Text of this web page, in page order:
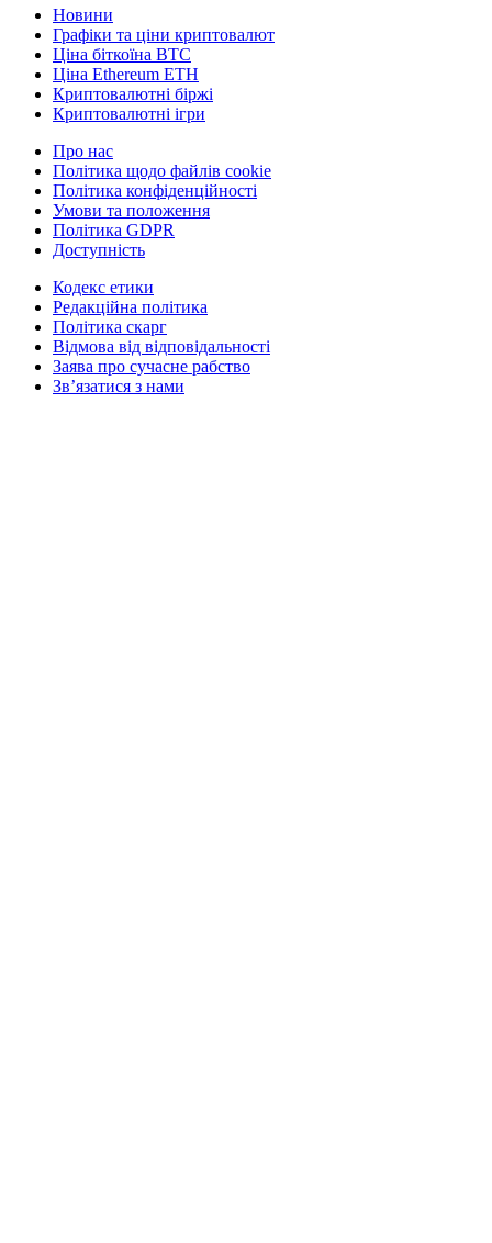
Новини
Графіки та ціни криптовалют
Ціна біткоїна BTC
Ціна Ethereum ETH
Криптовалютні біржі
Криптовалютні ігри
Про нас
Політика щодо файлів cookie
Політика конфіденційності
Умови та положення
Політика GDPR
Доступність
Кодекс етики
Редакційна політика
Політика скарг
Відмова від відповідальності
Заява про сучасне рабство
Зв’язатися з нами